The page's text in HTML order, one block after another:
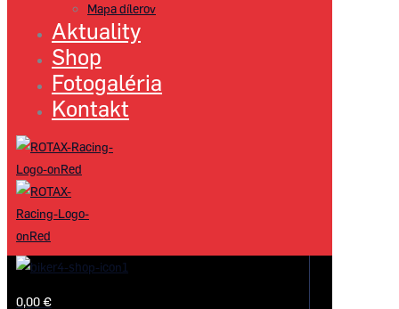
Mapa dílerov
Aktuality
Shop
Fotogaléria
Kontakt
0,00 €